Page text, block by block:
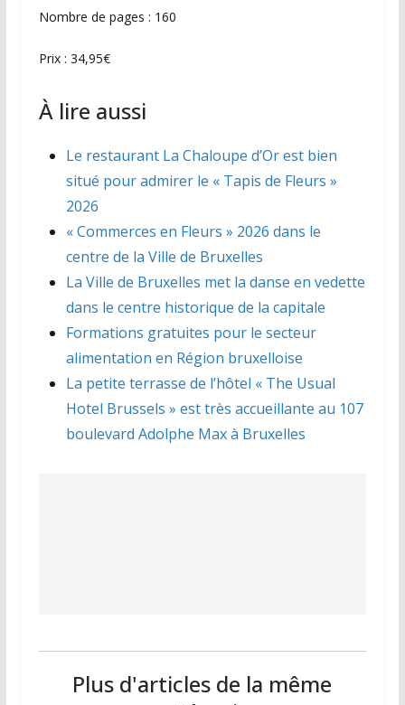
Nombre de pages : 160
Prix : 34,95€
À lire aussi
Le restaurant La Chaloupe d’Or est bien
situé pour admirer le « Tapis de Fleurs »
2026
« Commerces en Fleurs » 2026 dans le
centre de la Ville de Bruxelles
La Ville de Bruxelles met la danse en vedette
dans le centre historique de la capitale
Formations gratuites pour le secteur
alimentation en Région bruxelloise
La petite terrasse de l’hôtel « The Usual
Hotel Brussels » est très accueillante au 107
boulevard Adolphe Max à Bruxelles
Plus d'articles de la même